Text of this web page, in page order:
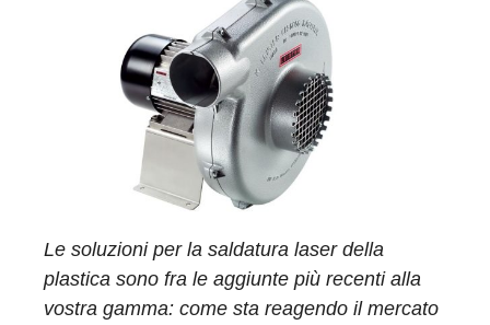
Le soluzioni per la saldatura laser della
plastica sono fra le aggiunte più recenti alla
vostra gamma: come sta reagendo il mercato